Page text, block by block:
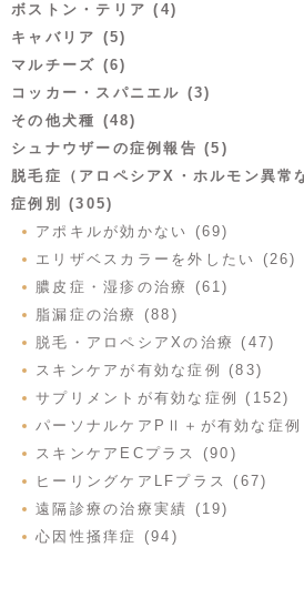
ボストン・テリア (4)
キャバリア (5)
マルチーズ (6)
コッカー・スパニエル (3)
その他犬種 (48)
シュナウザーの症例報告 (5)
脱毛症（アロペシアX・ホルモン異常
症例別 (305)
アポキルが効かない (69)
エリザベスカラーを外したい (26)
膿皮症・湿疹の治療 (61)
脂漏症の治療 (88)
脱毛・アロペシアXの治療 (47)
スキンケアが有効な症例 (83)
サプリメントが有効な症例 (152)
パーソナルケアPⅡ＋が有効な症
スキンケアECプラス (90)
ヒーリングケアLFプラス (67)
遠隔診療の治療実績 (19)
心因性掻痒症 (94)